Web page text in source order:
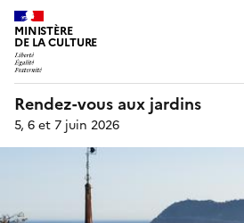
MINISTÈRE
DE LA CULTURE
Rendez-vous aux jardins
5, 6 et 7 juin 2026